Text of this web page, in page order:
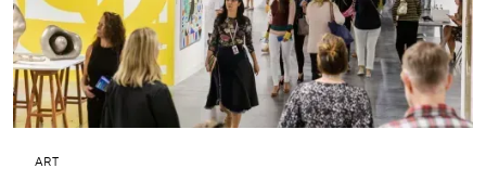
ART